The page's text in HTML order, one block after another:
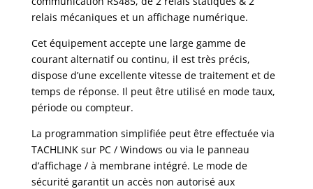
relais mécaniques et un affichage numérique.
Cet équipement accepte une large gamme de
courant alternatif ou continu, il est très précis,
dispose d’une excellente vitesse de traitement et de
temps de réponse. Il peut être utilisé en mode taux,
période ou compteur.
La programmation simplifiée peut être effectuée via
TACHLINK sur PC / Windows ou via le panneau
d’affichage / à membrane intégré. Le mode de
sécurité garantit un accès non autorisé aux